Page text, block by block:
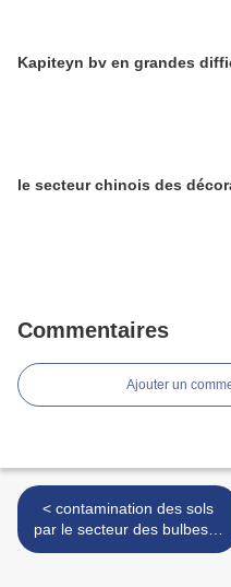
Kapiteyn bv en grandes
le secteur chinois des
Commentaires
Ajouter un
< contamination des sols
par le secteur des bulbes à
fleurs !